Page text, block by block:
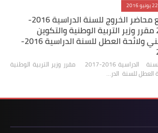
22 يونيو 2016
توقيع محاضر الخروج للسنة الدراسية 2016-
2017 مقرر وزير التربية الوطنية والتكوين
المهني ولائحة العطل للسنة الدراسية 2016-
توقيع محضر الخروج للسنة الدراسية 2016-2017 مقرر وزير التربية الوطنية
العطل للسنة الدر…